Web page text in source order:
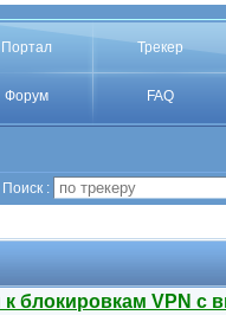
Портал Трекер
Форум FAQ
Поиск :
блокировкам VPN с